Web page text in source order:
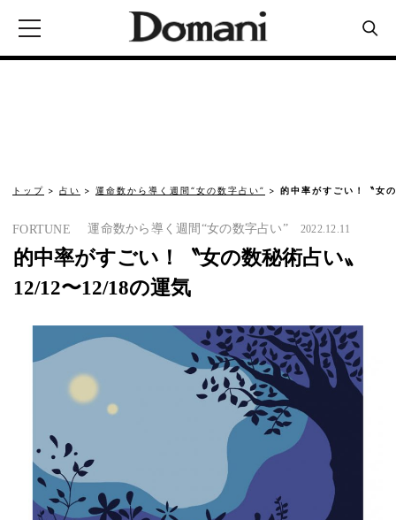
トップ 占い 運命数から導く週間“女の数字占い” 的中率がすごい！〝女
FORTUNE 運命数から導く週間“女の数字占い” 2022.12.11
的中率がすごい！〝女の数秘術占い〟
12/12〜12/18の運気